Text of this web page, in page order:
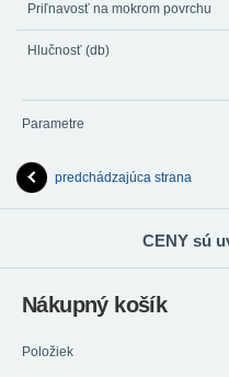
Priľnavosť na mokrom povrchu
Hlučnosť (db)
Parametre
predchádzajúca strana
CENY sú
Nákupný košík
Položiek